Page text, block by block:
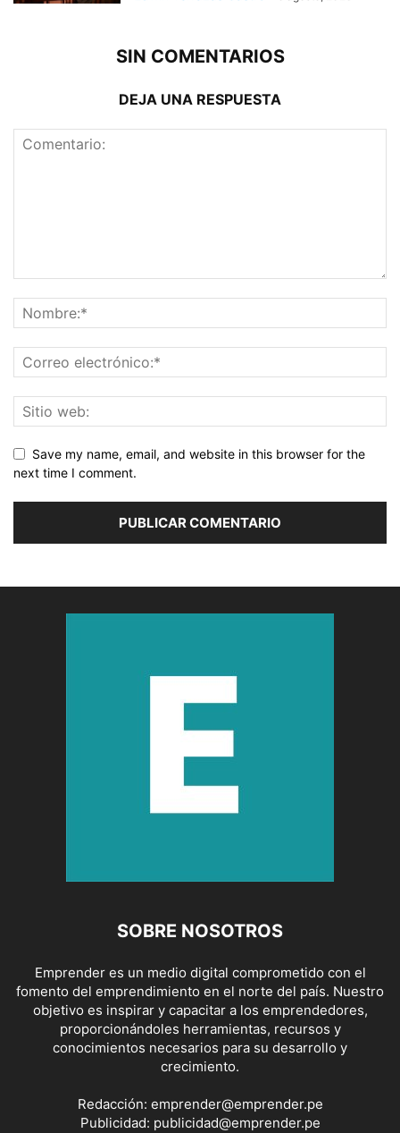
SIN COMENTARIOS
DEJA UNA RESPUESTA
Save my name, email, and website in this browser for the
next time I comment.
SOBRE NOSOTROS
Emprender es un medio digital comprometido con el
fomento del emprendimiento en el norte del país. Nuestro
objetivo es inspirar y capacitar a los emprendedores,
proporcionándoles herramientas, recursos y
conocimientos necesarios para su desarrollo y
crecimiento.
Redacción: emprender@emprender.pe
Publicidad: publicidad@emprender.pe